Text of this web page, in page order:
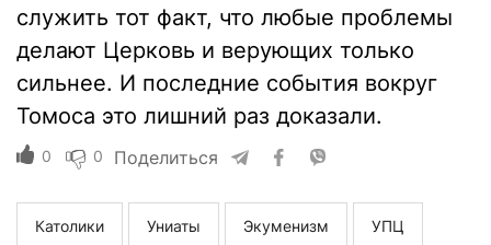
служить тот факт, что любые проблемы
делают Церковь и верующих только
сильнее. И последние события вокруг
Томоса это лишний раз доказали.
0 0 Поделиться
Католики Униаты Экуменизм УПЦ